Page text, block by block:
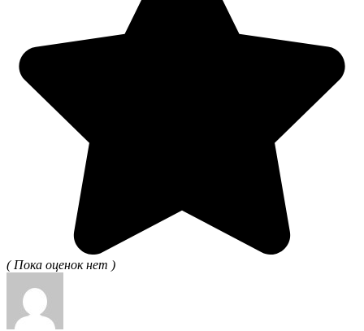
( Пока оценок нет )